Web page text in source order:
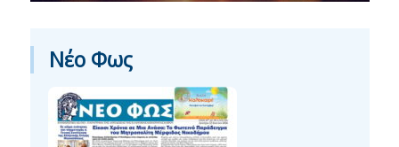
Νέο Φως